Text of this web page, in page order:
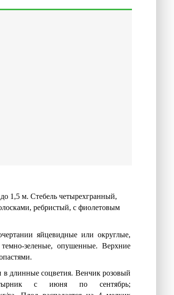
1,5 м. Стебель четырехгранный,
ребристый, с фиолетовым
яйцевидные или округлые,
темно-зеленые, опушенные. Верхние
длинные соцветия. Венчик розовый
с июня по сентябрь;